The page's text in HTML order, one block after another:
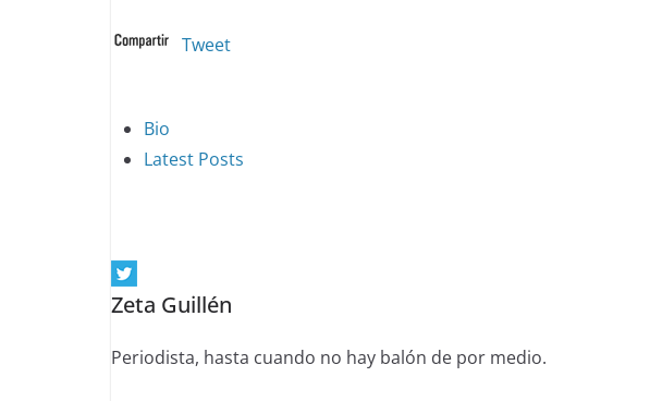
Tweet
The
following
content
below.
Bio
Latest Posts
Zeta Guillén
Periodista, hasta cuando no hay balón de por medio.